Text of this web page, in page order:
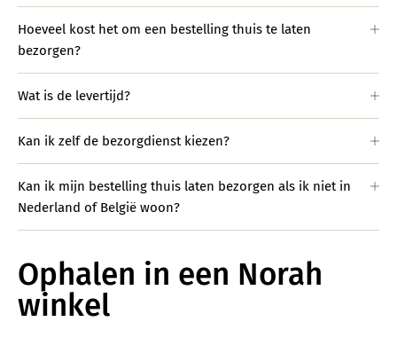
Hoeveel kost het om een bestelling thuis te laten
bezorgen?
Wat is de levertijd?
Kan ik zelf de bezorgdienst kiezen?
Kan ik mijn bestelling thuis laten bezorgen als ik niet in
Nederland of België woon?
Ophalen in een Norah
winkel